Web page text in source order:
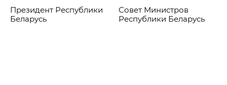
Президент Республики
Беларусь
Совет Министров
Республики Беларусь